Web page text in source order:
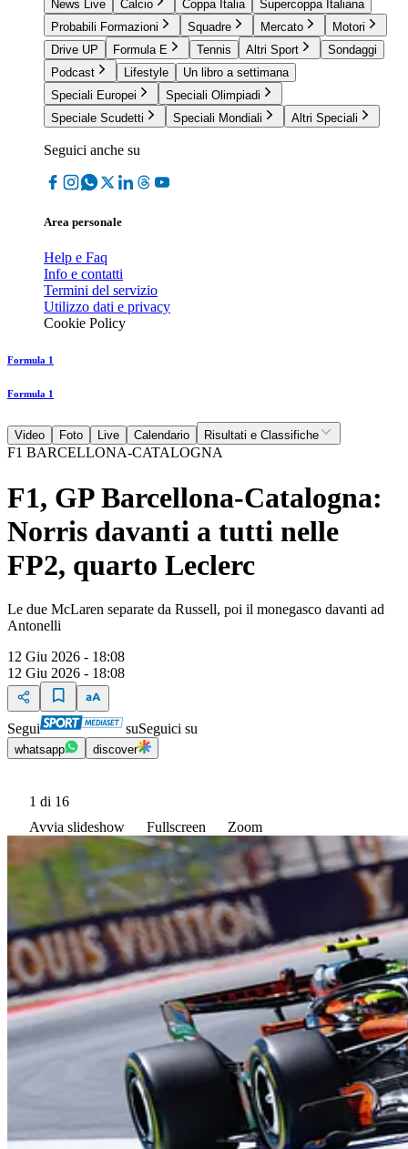
News Live
Calcio Coppa Italia
Supercoppa Italiana
Probabili Formazioni
Squadre Mercato
Motori
Drive UP
Formula E Tennis Altri Sport
Sondaggi
Podcast
Lifestyle
Un libro a settimana
Speciali Europei
Speciali Olimpiadi
Speciale Scudetti
Speciali Mondiali Altri Speciali
Seguici anche su
Area personale
Help e Faq
Info e contatti
Termini del servizio
Utilizzo dati e privacy
Cookie Policy
Formula 1
Formula 1
Video Foto Live Calendario Risultati e Classifiche
F1 BARCELLONA-CATALOGNA
F1, GP Barcellona-Catalogna:
Norris davanti a tutti nelle
FP2, quarto Leclerc
Le due McLaren separate da Russell, poi il monegasco davanti ad
Antonelli
12 Giu 2026 - 18:08
12 Giu 2026 - 18:08
Segui suSeguici su
whatsapp discover
1 di 16
Avvia slideshow
Fullscreen Zoom